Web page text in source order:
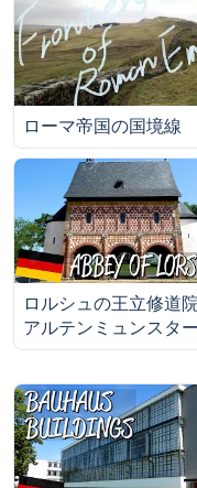
ローマ帝国の国境線
ロルシュの王立修道
アルテンミュンスター